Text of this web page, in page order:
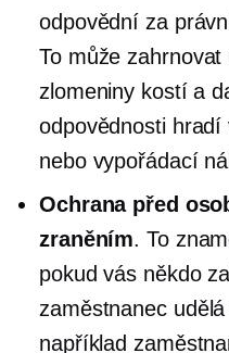
odpovědní za
To může
zlomeniny kostí a
odpovědnosti
nebo vypořádací
Ochrana před
zraněním. To
pokud vás někdo
zaměstnanec
například